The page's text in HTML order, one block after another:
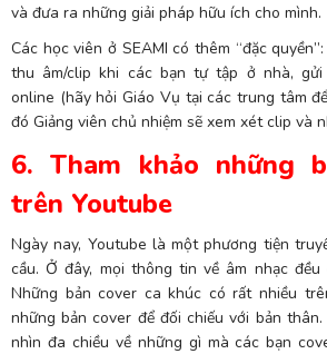
và đưa ra những giải pháp hữu ích cho mình.
Các học viên ở SEAMI có thêm “đặc
thu âm/clip khi các bạn tự tập ở nhà, gửi
online (hãy hỏi Giáo Vụ tại các trung tâm
đó Giảng viên chủ nhiệm sẽ xem xét clip và
6. Tham khảo những
trên Youtube
Ngày nay, Youtube là một phương tiện
cầu. Ở đây, mọi thông tin về âm nhạc
Những bản cover ca khúc có rất nhiều
những bản cover để đối chiếu với bản
nhìn đa chiều về những gì mà các bạn